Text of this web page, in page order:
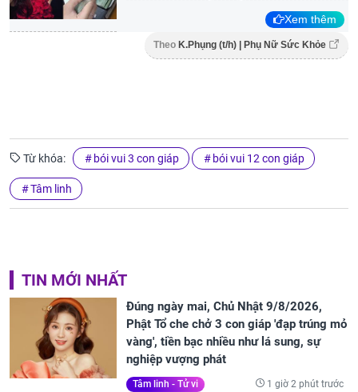
Xem thêm
Theo K.Phụng (t/h) | Phụ Nữ Sức Khỏe
Từ khóa: bói vui 3 con giáp bói vui 12 con giáp
Tâm linh
TIN MỚI NHẤT
Đúng ngày mai, Chủ Nhật 9/8/2026,
Phật Tổ che chở 3 con giáp 'đạp trúng mỏ
vàng', tiền bạc nhiều như lá sung, sự
nghiệp vượng phát
Tâm linh - Tử vi 1 giờ 2 phút trước